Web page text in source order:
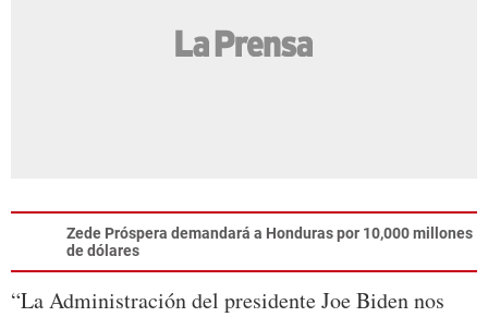
Zede Próspera demandará a Honduras por 10,000 millones
de dólares
“La Administración del presidente Joe Biden nos